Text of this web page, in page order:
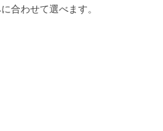
合わせて選べます。